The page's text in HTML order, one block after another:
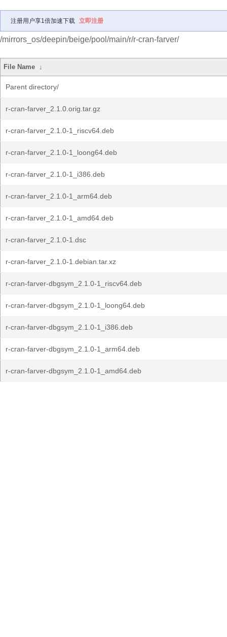
注册用户享1倍加速下载 立即注册
/mirrors_os/deepin/beige/pool/main/r/r-cran-farver/
File Name ↓
Parent directory/
r-cran-farver_2.1.0.orig.tar.gz
r-cran-farver_2.1.0-1_riscv64.deb
r-cran-farver_2.1.0-1_loong64.deb
r-cran-farver_2.1.0-1_i386.deb
r-cran-farver_2.1.0-1_arm64.deb
r-cran-farver_2.1.0-1_amd64.deb
r-cran-farver_2.1.0-1.dsc
r-cran-farver_2.1.0-1.debian.tar.xz
r-cran-farver-dbgsym_2.1.0-1_riscv64.deb
r-cran-farver-dbgsym_2.1.0-1_loong64.deb
r-cran-farver-dbgsym_2.1.0-1_i386.deb
r-cran-farver-dbgsym_2.1.0-1_arm64.deb
r-cran-farver-dbgsym_2.1.0-1_amd64.deb